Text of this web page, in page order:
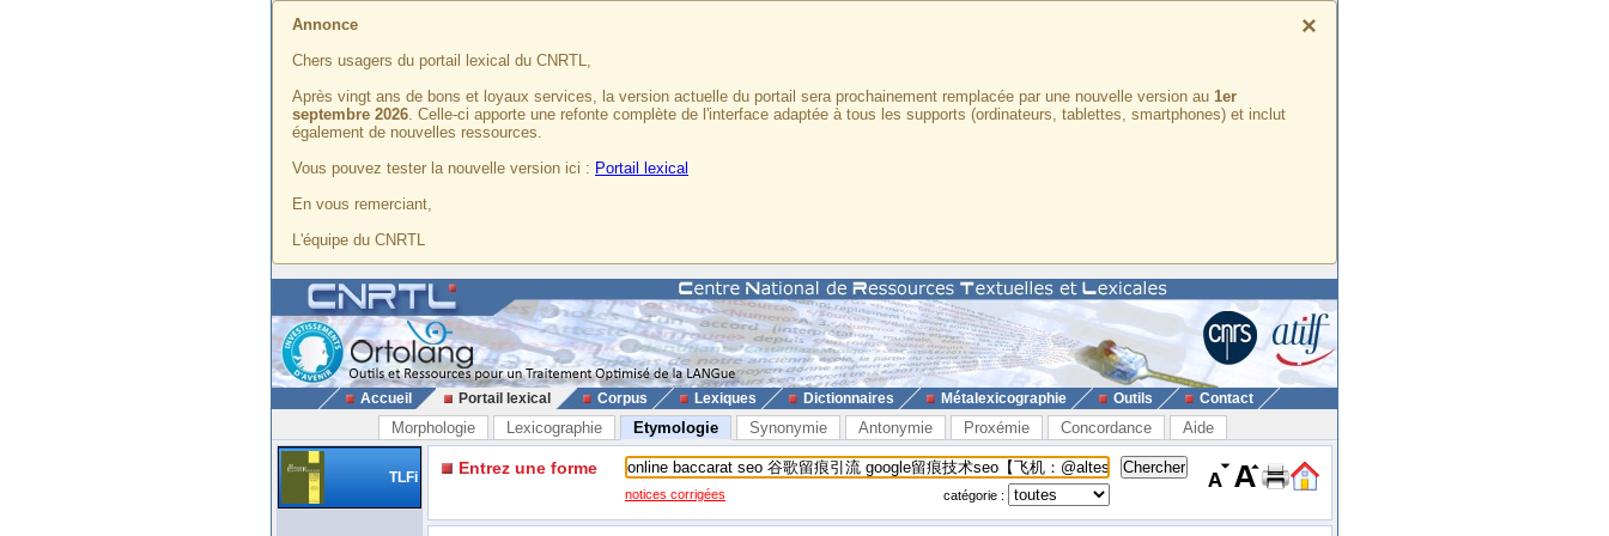
×
Annonce
Chers usagers du portail lexical du CNRTL,
Après vingt ans de bons et loyaux services, la version actuelle du portail sera prochainement remplacée par une nouvelle version au 1er
septembre 2026. Celle-ci apporte une refonte complète de l'interface adaptée à tous les supports (ordinateurs, tablettes, smartphones) et inclut
également de nouvelles ressources.
Vous pouvez tester la nouvelle version ici : Portail lexical
En vous remerciant,
L'équipe du CNRTL
Accueil Portail lexical Corpus Lexiques Dictionnaires Métalexicographie Outils Contact
Morphologie Lexicographie Etymologie Synonymie Antonymie Proxémie Concordance Aide
TLFi Entrez une forme
notices corrigées catégorie :